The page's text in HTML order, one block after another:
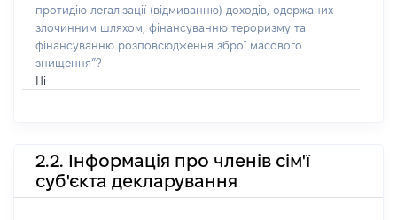
протидію легалізації (відмиванню) доходів, одержаних
злочинним шляхом, фінансуванню тероризму та
фінансуванню розповсюдження зброї масового
знищення”?
Ні
2.2. Інформація про членів сім'ї
суб'єкта декларування